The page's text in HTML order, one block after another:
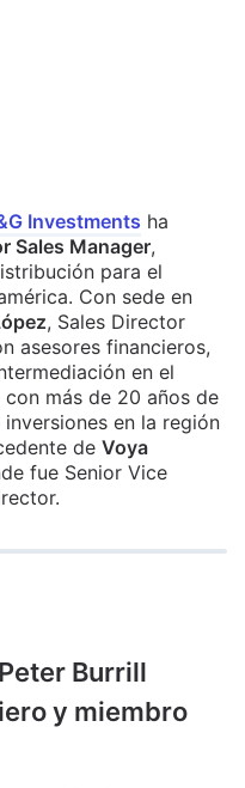
Investments ha
Sales Manager,
para el
Con sede en
, Sales Director
asesores financieros,
en el
más de 20 años de
en la región
de Voya
fue Senior Vice
Burrill
y miembro